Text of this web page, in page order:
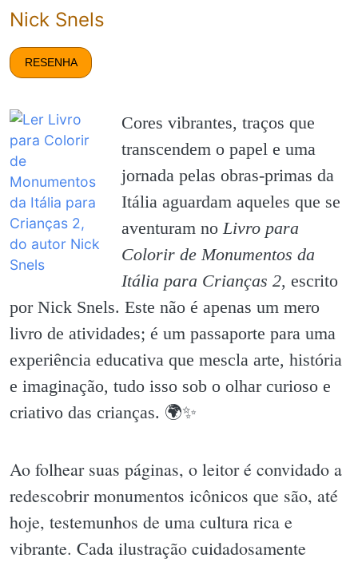
Nick Snels
RESENHA
Cores vibrantes, traços que
transcendem o papel e uma
jornada pelas obras-primas da
Itália aguardam aqueles que se
aventuram no Livro para
Colorir de Monumentos da
Itália para Crianças 2, escrito
por Nick Snels. Este não é apenas um mero
livro de atividades; é um passaporte para uma
experiência educativa que mescla arte, história
e imaginação, tudo isso sob o olhar curioso e
criativo das crianças. 🌍✨️
Ao folhear suas páginas, o leitor é convidado a
redescobrir monumentos icônicos que são, até
hoje, testemunhos de uma cultura rica e
vibrante. Cada ilustração cuidadosamente